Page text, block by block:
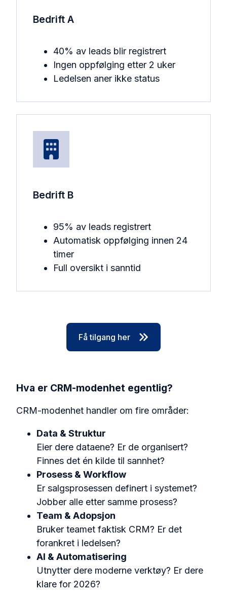
Bedrift A
40% av leads blir registrert
Ingen oppfølging etter 2 uker
Ledelsen aner ikke status
Bedrift B
95% av leads registrert
Automatisk oppfølging innen 24
timer
Full oversikt i sanntid
Få tilgang her
Hva er CRM-modenhet egentlig?
CRM-modenhet handler om fire områder:
Data & Struktur
Eier dere dataene? Er de organisert?
Finnes det én kilde til sannhet?
Prosess & Workflow
Er salgsprosessen definert i systemet?
Jobber alle etter samme prosess?
Team & Adopsjon
Bruker teamet faktisk CRM? Er det
forankret i ledelsen?
AI & Automatisering
Utnytter dere moderne verktøy? Er dere
klare for 2026?